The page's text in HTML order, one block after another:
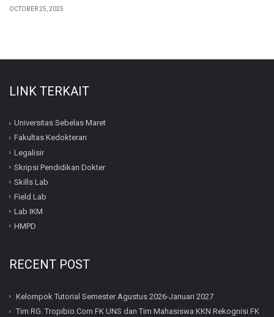
OCTOBER 25, 2025
LINK TERKAIT
Universitas Sebelas Maret
Fakultas Kedokteran
Legalisir
Skripsi Pendidikan Dokter
Skills Lab
Field Lab
Lab IKM
HMPD
RECENT POST
Kelompok Tutorial Semester Agustus 2026-Januari 2027
Tim RG. Tropibio.Com FK UNS dan Tim Mahasiswa KKN Rekognisi FK